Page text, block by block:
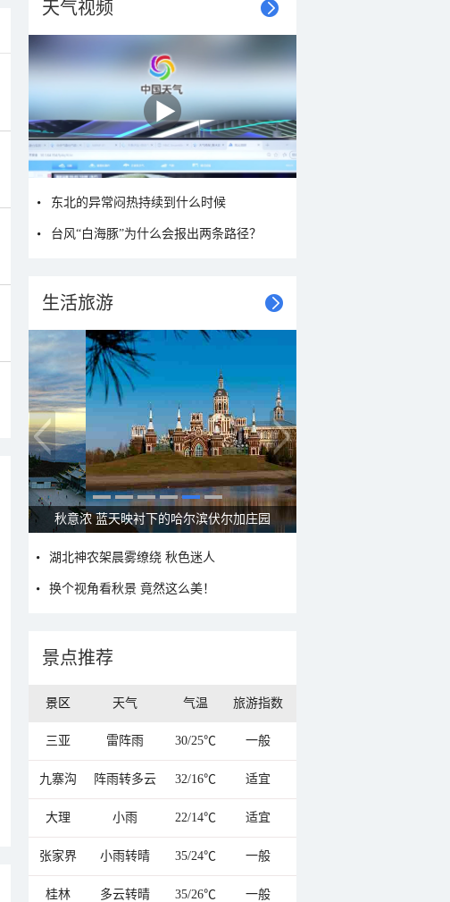
天气视频
东北的异常闷热持续到什么时候
台风“白海豚”为什么会报出两条路径？
生活旅游
秋意浓 蓝天映衬下的哈尔滨伏尔加庄园
湖北神农架晨雾缭绕 秋色迷人
换个视角看秋景 竟然这么美！
景点推荐
景区 天气 气温 旅游指数
三亚 雷阵雨 30/25℃ 一般
九寨沟 阵雨转多云 32/16℃ 适宜
大理 小雨 22/14℃ 适宜
张家界 小雨转晴 35/24℃ 一般
桂林 多云转晴 35/26℃ 一般